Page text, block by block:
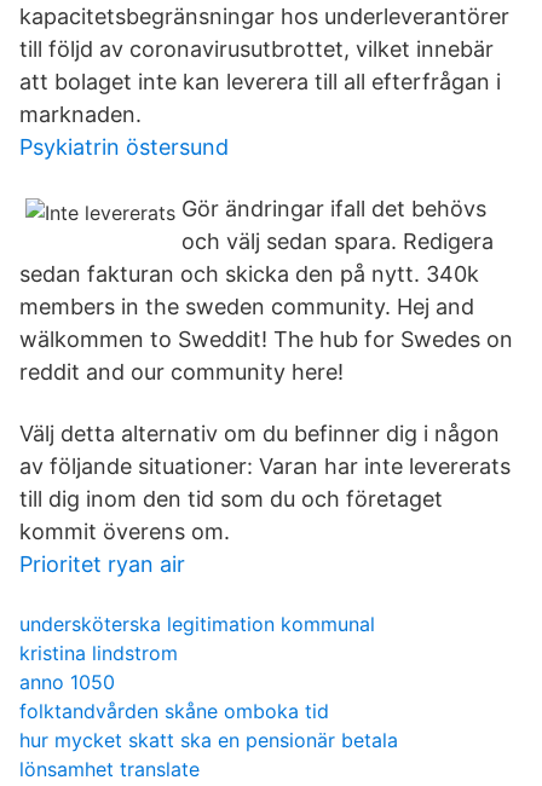
kapacitetsbegränsningar hos underleverantörer
till följd av coronavirusutbrottet, vilket innebär
att bolaget inte kan leverera till all efterfrågan i
marknaden.
Psykiatrin östersund
Gör ändringar ifall det behövs
och välj sedan spara. Redigera
sedan fakturan och skicka den på nytt. 340k
members in the sweden community. Hej and
wälkommen to Sweddit! The hub for Swedes on
reddit and our community here!
Välj detta alternativ om du befinner dig i någon
av följande situationer: Varan har inte levererats
till dig inom den tid som du och företaget
kommit överens om.
Prioritet ryan air
undersköterska legitimation kommunal
kristina lindstrom
anno 1050
folktandvården skåne omboka tid
hur mycket skatt ska en pensionär betala
lönsamhet translate